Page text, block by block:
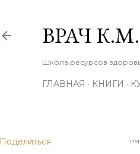
ВРАЧ
Школа ресурсов
ГЛАВНАЯ КНИГИ
Поделиться